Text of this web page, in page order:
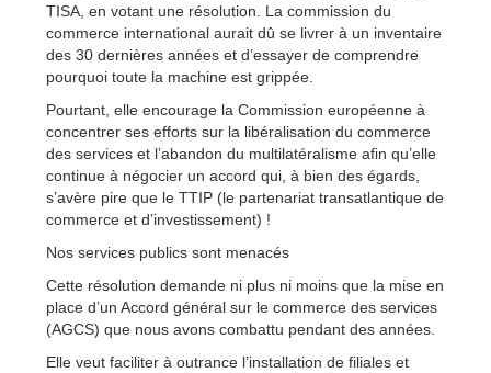
TISA, en votant une résolution. La commission du
commerce international aurait dû se livrer à un inventaire
des 30 dernières années et d’essayer de comprendre
pourquoi toute la machine est grippée.
Pourtant, elle encourage la Commission européenne à
concentrer ses efforts sur la libéralisation du commerce
des services et l’abandon du multilatéralisme afin qu’elle
continue à négocier un accord qui, à bien des égards,
s’avère pire que le TTIP (le partenariat transatlantique de
commerce et d’investissement) !
Nos services publics sont menacés
Cette résolution demande ni plus ni moins que la mise en
place d’un Accord général sur le commerce des services
(AGCS) que nous avons combattu pendant des années.
Elle veut faciliter à outrance l’installation de filiales et